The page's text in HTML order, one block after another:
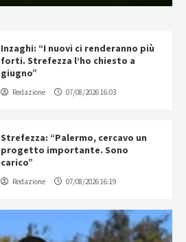
Inzaghi: “I nuovi ci renderanno più
forti. Strefezza l’ho chiesto a
giugno”
Redazione 07/08/2026 16:03
Strefezza: “Palermo, cercavo un
progetto importante. Sono
carico”
Redazione 07/08/2026 16:19